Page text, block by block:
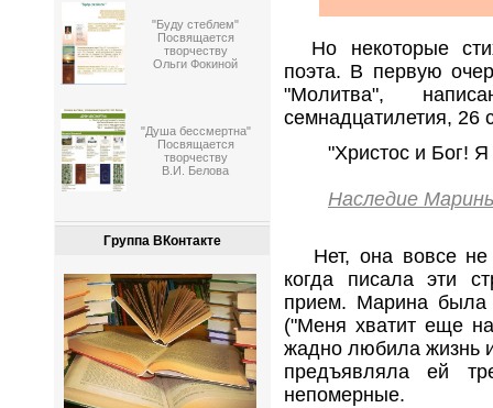
"Буду стеблем"
Посвящается
творчеству
Ольги Фокиной
"Душа бессмертна"
Посвящается
творчеству
В.И. Белова
Группа ВКонтакте
Hо некоторые
поэта. В первую
"Молитва",
семнадцатилетия, 26
"Христос и Бог!
Наследие
Hет, она вовсе не
когда писала эти
пpием. Маpина была
("Меня хватит еще
жадно любила жизнь
предъявляла ей
непомеpные.